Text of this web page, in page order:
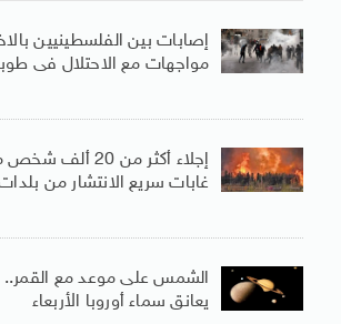
إصابات بين الفلسطينيين
مواجهات مع الاحتلال فى
إجلاء أكثر من 20
غابات سريع الانتشار من
الشمس على موعد مع
يعانق سماء أوروبا الأربعاء